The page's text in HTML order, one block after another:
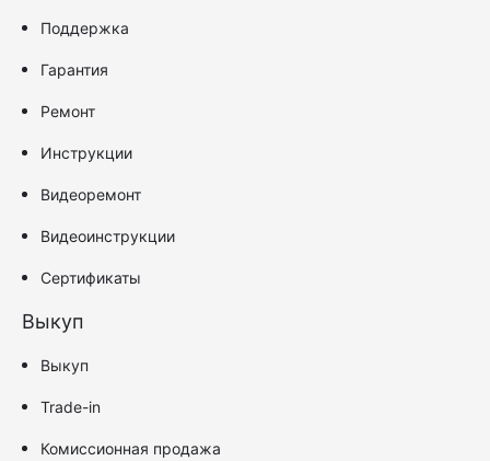
Поддержка
Гарантия
Ремонт
Инструкции
Видеоремонт
Видеоинструкции
Сертификаты
Выкуп
Выкуп
Trade-in
Комиссионная продажа